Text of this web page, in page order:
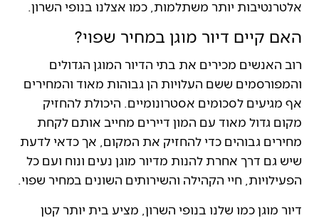
אלטרנטיבות יותר משתלמות, כמו אצלנו בנופי השרון.
האם קיים דיור מוגן במחיר שפוי?
רוב האנשים מכירים את בתי הדיור המוגן הגדולים
והמפורסמים ששם העלויות הן גבוהות מאוד והמחירים
אף מגיעים לסכומים אסטרונומיים. היכולת להחזיק
מקום גדול מאוד עם המון דיירים מחייב אותם לקחת
מחירים גבוהים כדי להחזיק את המקום, אך כדאי לדעת
שיש גם דרך אחרת להנות מדיור מוגן נעים ונוח ועם כל
הפעילויות, חיי הקהילה והשירותים השונים במחיר שפוי.
דיור מוגן כמו שלנו בנופי השרון, מציע בית יותר קטן